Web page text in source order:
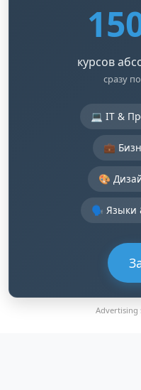
курсов
сразу
💻 IT &
💼
🎨
🗣️ Языки
Advertising